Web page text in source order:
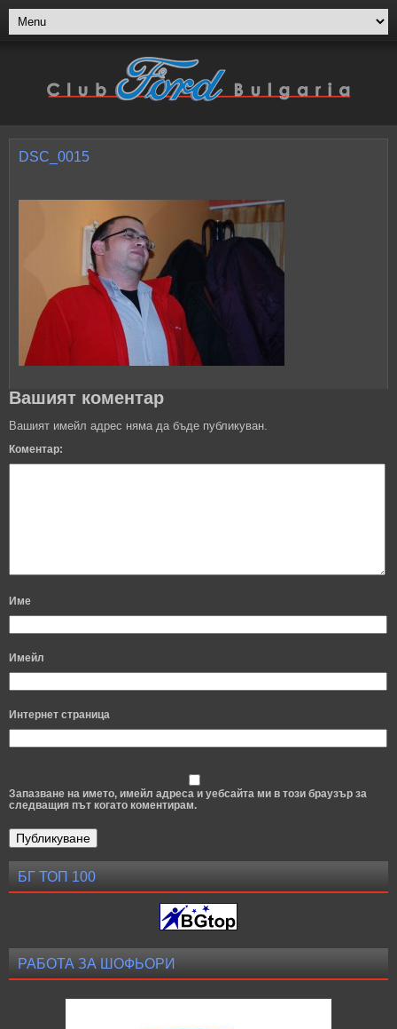
DSC_0015
Вашият коментар
Вашият имейл адрес няма да бъде публикуван.
Коментар:
Име
Имейл
Интернет страница
Запазване на името, имейл адреса и уебсайта ми в този браузър за
следващия път когато коментирам.
БГ ТОП 100
РАБОТА ЗА ШОФЬОРИ